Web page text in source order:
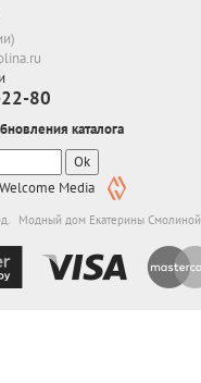
80
каталога
Ok
Media
Модный дом Екатерины Смолиной